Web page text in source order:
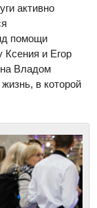
активно
помощи
Ксения и Егор
Владом
в которой